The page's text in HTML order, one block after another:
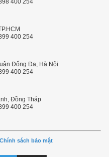
400 254
400 254
Đống Đa, Hà Nội
400 254
Đồng Tháp
400 254
Chính sách bảo mật